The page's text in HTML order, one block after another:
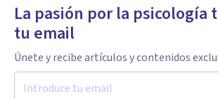
La pasión por la psicología
tu email
Únete y recibe artículos y contenidos